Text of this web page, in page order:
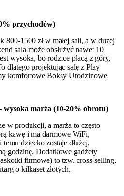
przychodów)
1500 zł w małej sali, a w dużej
sala może obsłużyć nawet 10
wysoka, bo rodzice płacą z góry,
dlatego projektując salę z Play
komfortowe Boksy Urodzinowe.
marża (10-20% obrotu)
w produkcji, a marża to często
kawę i ma darmowe WiFi,
dziecko zostaje dłużej,
godzinę. Dodatkowe gadżety
firmowe) to tzw. cross-selling,
o kilkaset złotych.